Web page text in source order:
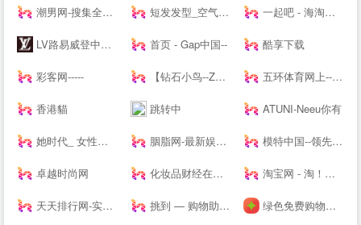
潮男网-搜集全球潮牌及球鞋潮流情报「潮牌球鞋综合站」 短发发型_空气刘海_流行发型设计网_美发街 一起吧 - 海淘购物网站大全，国外购物海外购，全球品牌商家华人网购导航
LV路易威登中国-- - LOUIS VUITTON官方--中文版 | LV-- 首页 - Gap中国-- 酷享下载
彩客网----- 【钻石小鸟--Zbird】-网购珠宝专业品牌 五环体育网上--hiwuhuan.com-运动鞋服1-8折起，户外品牌低至1折，专柜正品，耐克，阿迪达斯，匡威，户外鞋，篮球鞋，足球鞋，慢跑鞋，实体店供货
香港貓 跳转中 ATUNI-Neeu你有
她时代_ 女性时尚生活网站|Smartshe-全球时尚分享平台 胭脂网-最新娱乐明星热点尽在胭脂网 模特中国--领先的模特资讯及模特培训----
卓越时尚网 化妆品财经在线-用记录凝视产业 淘宝网 - 淘！我喜欢
天天排行网-实用的十大品牌排名排行网站 挑到 — 购物助手 超值商品每日海量快报 绿色免费购物软件下载_折扣应用下载_安卓返利app下载 - 番茄购物网